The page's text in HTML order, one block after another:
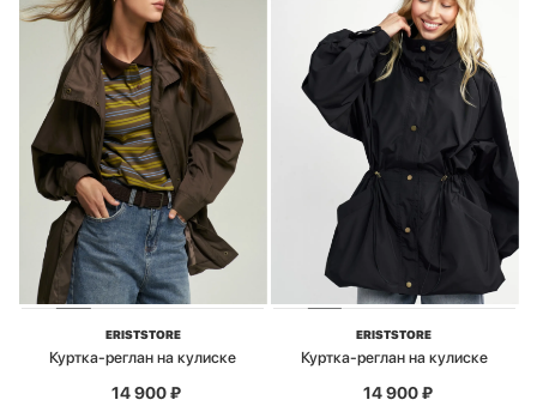
ERISTSTORE
Куртка-реглан на кулиске
14 900₽
ERISTSTORE
Куртка-реглан на кулиске
14 900₽